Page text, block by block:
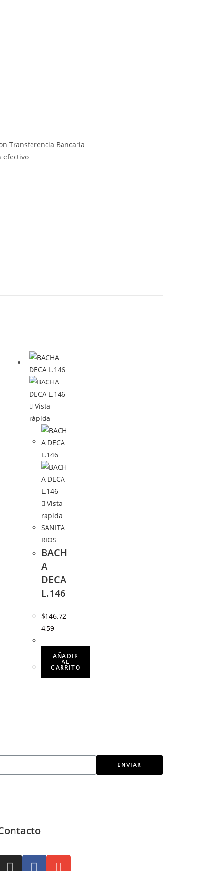
Transferencia Bancaria
efectivo
Vista
rápida
Vista
rápida
SANITA
RIOS
BACH
A
DECA
L.146
$146.72
4,59
AÑADIR
AL
CARRITO
ENVIAR